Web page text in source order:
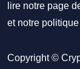
lire notre page
et notre
Copyright ©